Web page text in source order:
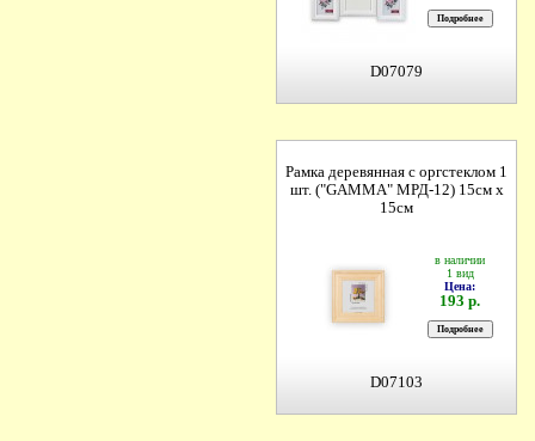
D07079
Рамка деревянная с оргстеклом 1
шт. ("GAMMA" МРД-12) 15см х
15см
в наличии
1 вид
Цена:
193 р.
D07103